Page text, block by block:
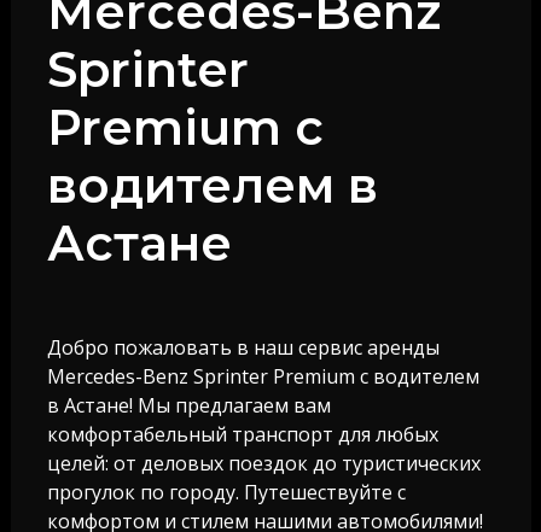
Mercedes-Benz
Sprinter
Premium с
водителем в
Астане
Добро пожаловать в наш сервис аренды
Mercedes-Benz Sprinter Premium с водителем
в Астане! Мы предлагаем вам
комфортабельный транспорт для любых
целей: от деловых поездок до туристических
прогулок по городу. Путешествуйте с
комфортом и стилем нашими автомобилями!